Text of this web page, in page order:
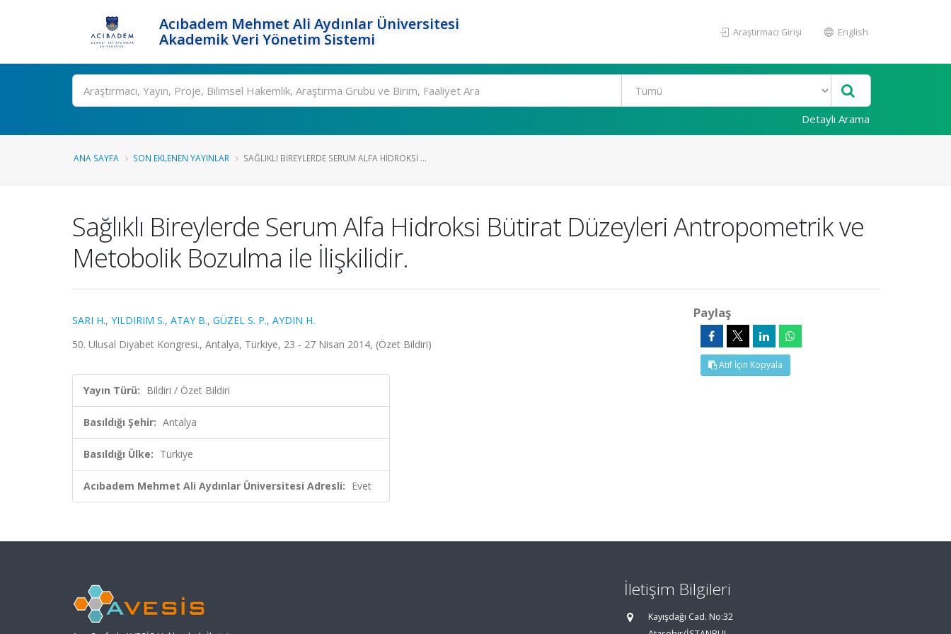
Acıbadem Mehmet Ali Aydınlar Üniversitesi
Akademik Veri Yönetim Sistemi
Araştırmacı Girişi English
Ara
Detaylı Arama
ANA SAYFA SON EKLENEN YAYINLAR SAĞLIKLI BIREYLERDE SERUM ALFA HIDROKSI ...
Sağlıklı Bireylerde Serum Alfa Hidroksi Bütirat Düzeyleri Antropometrik ve
Metobolik Bozulma ile İlişkilidir.
SARI H., YILDIRIM S., ATAY B., GÜZEL S. P., AYDIN H.
50. Ulusal Diyabet Kongresi., Antalya, Türkiye, 23 - 27 Nisan 2014, (Özet Bildiri)
Yayın Türü: Bildiri / Özet Bildiri
Basıldığı Şehir: Antalya
Basıldığı Ülke: Türkiye
Acıbadem Mehmet Ali Aydınlar Üniversitesi Adresli: Evet
Paylaş
Atıf İçin Kopyala
İletişim Bilgileri
Kayışdağı Cad. No:32